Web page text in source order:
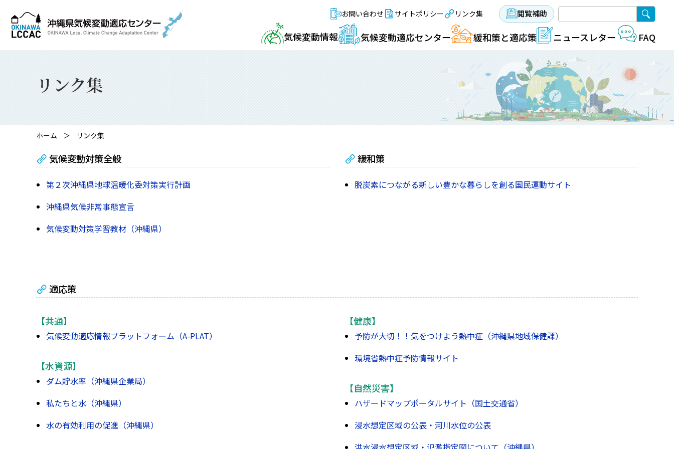
お問い合わせ サイトポリシー リンク集 閲覧補助
気候変動情報 気候変動適応センター 緩和策と適応策 ニュースレター FAQ
リンク集
ホーム リンク集
気候変動対策全般
第２次沖縄県地球温暖化委対策実行計画
沖縄県気候非常事態宣言
気候変動対策学習教材（沖縄県）
緩和策
脱炭素につながる新しい豊かな暮らしを創る国民運動サイト
適応策
【共通】
気候変動適応情報プラットフォーム（A-PLAT）
【水資源】
ダム貯水率（沖縄県企業局）
私たちと水（沖縄県）
水の有効利用の促進（沖縄県）
【健康】
予防が大切！！気をつけよう熱中症（沖縄県地域保健課）
環境省熱中症予防情報サイト
【自然災害】
ハザードマップポータルサイト（国土交通省）
浸水想定区域の公表・河川水位の公表